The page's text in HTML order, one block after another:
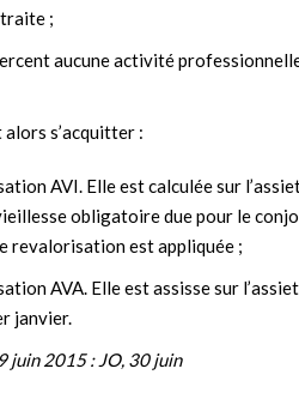
;
aucune activité
s’acquitter :
AVI. Elle est calculée sur
obligatoire due pour le
revalorisation est appliquée ;
AVA. Elle est assisse sur
janvier.
juin 2015 : JO, 30 juin